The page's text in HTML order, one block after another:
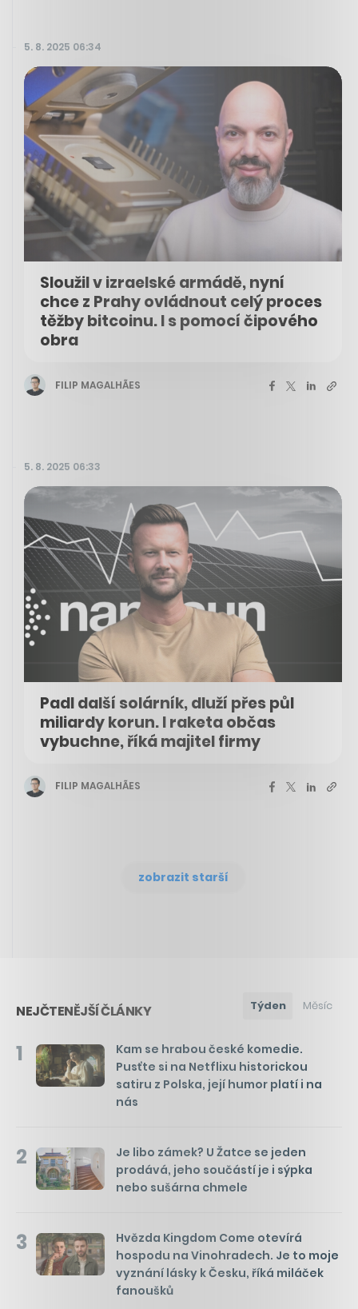
5. 8. 2025 06:34
Sloužil v izraelské armádě, nyní
chce z Prahy ovládnout celý proces
těžby bitcoinu. I s pomocí čipového
obra
FILIP MAGALHÃES
5. 8. 2025 06:33
Padl další solárník, dluží přes půl
miliardy korun. I raketa občas
vybuchne, říká majitel firmy
FILIP MAGALHÃES
zobrazit starší
NEJČTENĚJŠÍ ČLÁNKY Týden Měsíc
1
Kam se hrabou české komedie.
Pusťte si na Netflixu historickou
satiru z Polska, její humor platí i na
nás
2
Je libo zámek? U Žatce se jeden
prodává, jeho součástí je i sýpka
nebo sušárna chmele
3
Hvězda Kingdom Come otevírá
hospodu na Vinohradech. Je to moje
vyznání lásky k Česku, říká miláček
fanoušků